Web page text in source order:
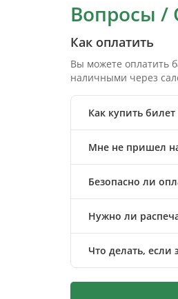
Вопросы /
Как оплатить
Вы можете оплатить
наличными через
Как купить
Мне не пришел
Безопасно ли
Нужно ли
Что делать, если